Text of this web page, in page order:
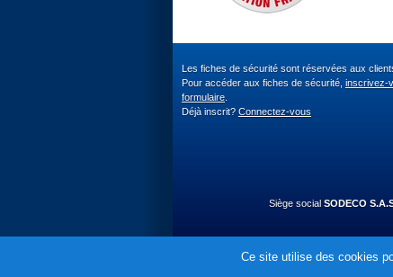
Les fiches de sécurité sont réservées aux
Pour accéder aux fiches de sécurité, inscrivez-
formulaire
Déjà inscrit? Connectez-vous
Siège social SODECO
Ce site utilise des cookies